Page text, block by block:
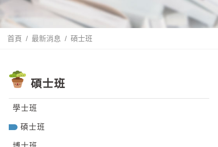
首頁 最新消息 碩士班
碩士班
學士班
碩士班